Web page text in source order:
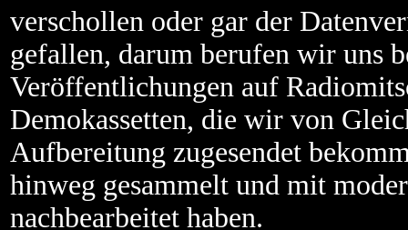
verschollen oder gar der
gefallen, darum berufen wir uns
Veröffentlichungen auf
Demokassetten, die wir von
Aufbereitung zugesendet
hinweg gesammelt und mit
nachbearbeitet haben.